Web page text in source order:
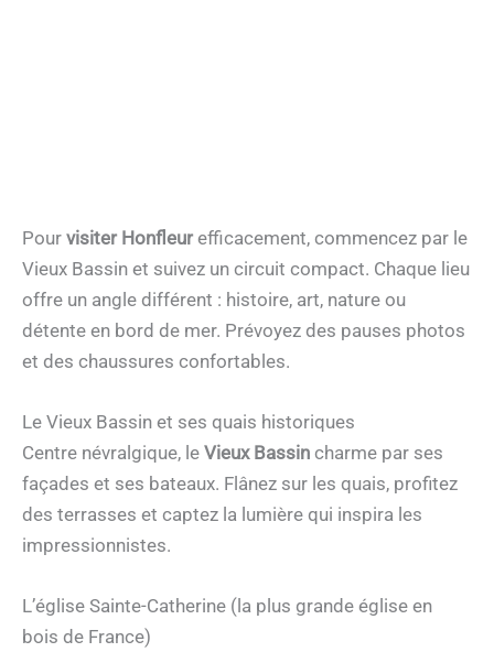
Pour visiter Honfleurefficacement, commencez par le
Vieux Bassin et suivez un circuit compact. Chaque lieu
offre un angle différent : histoire, art, nature ou
détente en bord de mer. Prévoyez des pauses photos
et des chaussures confortables.
Le Vieux Bassin et ses quais historiques
Centre névralgique, le Vieux Bassin charme par ses
façades et ses bateaux. Flânez sur les quais, profitez
des terrasses et captez la lumière qui inspira les
impressionnistes.
L’église Sainte-Catherine (la plus grande église en
bois de France)